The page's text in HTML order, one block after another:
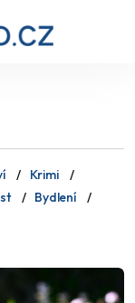
Krimi
Bydlení